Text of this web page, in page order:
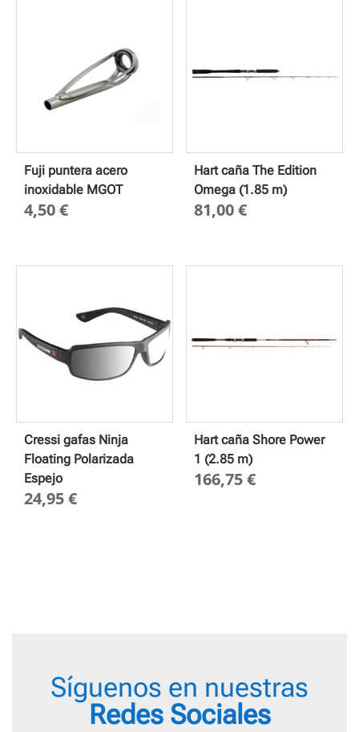
Fuji puntera acero
inoxidable MGOT
4,50€
Hart caña The Edition
Omega (1.85 m)
81,00€
Cressi gafas Ninja
Floating Polarizada
Espejo
24,95€
Hart caña Shore Power
1 (2.85 m)
166,75€
Síguenos en nuestras
Redes Sociales